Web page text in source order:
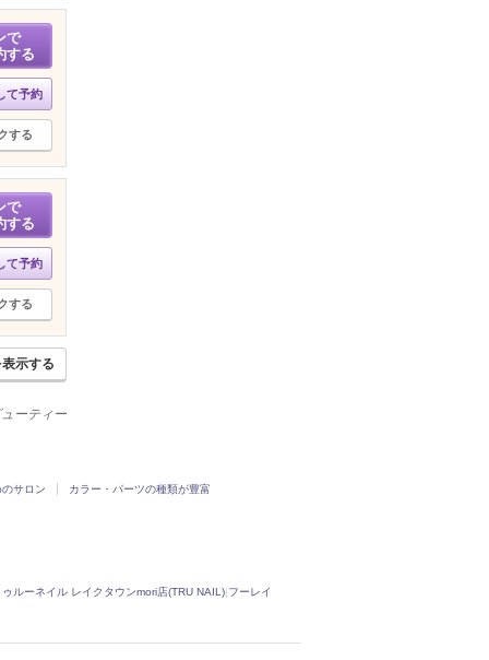
で
する
て予約
する
で
する
て予約
する
示する
ーティー
サロン カラー・パーツの種類が豊富
ゥルーネイル レイクタウンmori店(TRU NAIL)|フーレイ